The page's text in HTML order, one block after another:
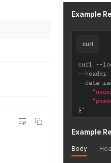
Example
curl
curl --
--header
--data-
} '
Example
Body